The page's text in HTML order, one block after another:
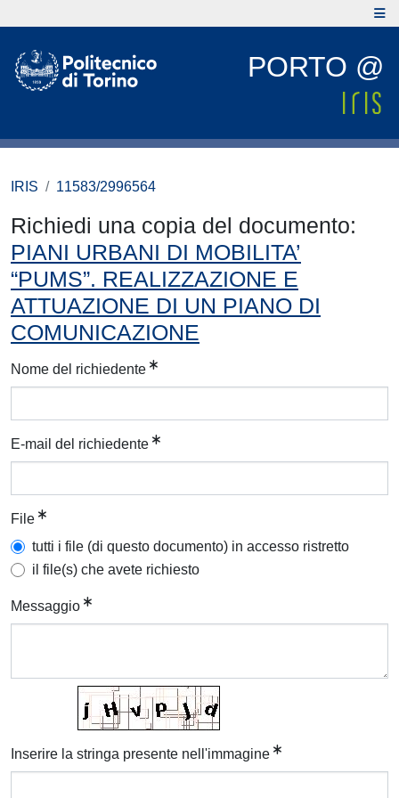
PORTO @
IRIS 11583/2996564
Richiedi una copia del documento:
PIANI URBANI DI MOBILITA’
“PUMS”. REALIZZAZIONE E
ATTUAZIONE DI UN PIANO DI
COMUNICAZIONE
Nome del richiedente
E-mail del richiedente
File
tutti i file (di questo documento) in accesso ristretto
il file(s) che avete richiesto
Messaggio
Inserire la stringa presente nell'immagine